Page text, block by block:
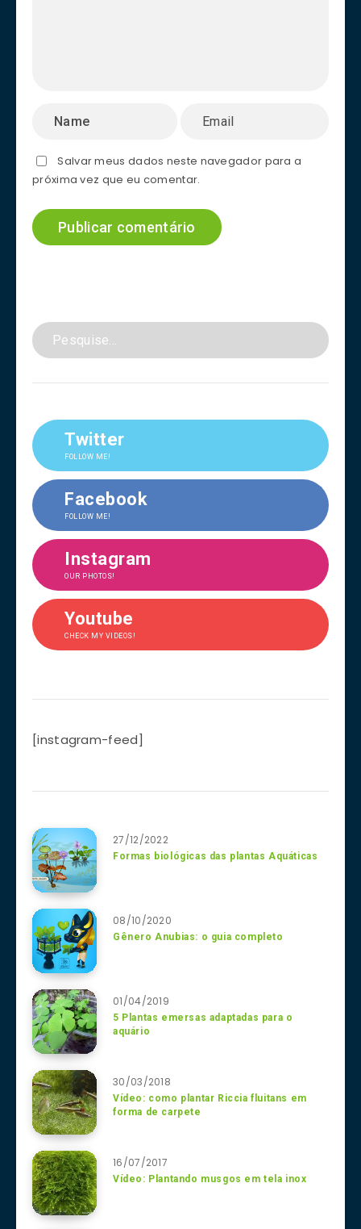
Salvar meus dados neste navegador para a
próxima vez que eu comentar.
Twitter
FOLLOW ME!
Facebook
FOLLOW ME!
Instagram
OUR PHOTOS!
Youtube
CHECK MY VIDEOS!
[instagram-feed]
27/12/2022
Formas biológicas das plantas Aquáticas
08/10/2020
Gênero Anubias: o guia completo
01/04/2019
5 Plantas emersas adaptadas para o
aquário
30/03/2018
Vídeo: como plantar Riccia fluitans em
forma de carpete
16/07/2017
Vídeo: Plantando musgos em tela inox